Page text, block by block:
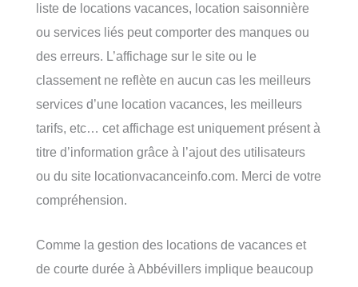
liste de locations vacances, location saisonnière
ou services liés peut comporter des manques ou
des erreurs. L’affichage sur le site ou le
classement ne reflète en aucun cas les meilleurs
services d’une location vacances, les meilleurs
tarifs, etc… cet affichage est uniquement présent à
titre d’information grâce à l’ajout des utilisateurs
ou du site locationvacanceinfo.com. Merci de votre
compréhension.
Comme la gestion des locations de vacances et
de courte durée à Abbévillers implique beaucoup